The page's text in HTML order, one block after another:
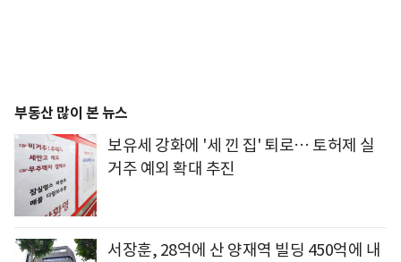
부동산 많이 본 뉴스
보유세 강화에 '세 낀 집' 퇴로… 토허제 실
거주 예외 확대 추진
서장훈, 28억에 산 양재역 빌딩 450억에 내